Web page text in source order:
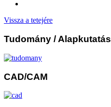
Vissza a tetejére
Tudomány / Alapkutatás
CAD/CAM